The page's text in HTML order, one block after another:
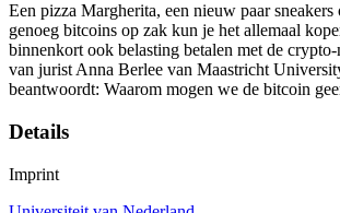
Een pizza Margherita, een nieuw paar sneakers
genoeg bitcoins op zak kun je het allemaal
binnenkort ook belasting betalen met de
van jurist Anna Berlee van Maastricht
beantwoordt: Waarom mogen we de bitcoin
Details
Imprint